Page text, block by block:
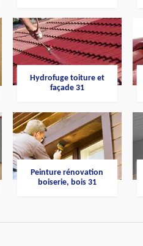
Hydrofuge toiture et
façade 31
Peinture rénovation
boiserie, bois 31